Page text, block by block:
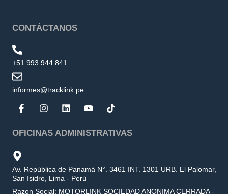
CONTÁCTANOS
+51 993 944 841
informes@tracklink.pe
OFICINAS ADMINISTRATIVAS
Av. República de Panamá N°. 3461 INT. 1301 URB. El Palomar,
San Isidro, Lima - Perú
Razon Social: MOTORLINK SOCIEDAD ANONIMA CERRADA -